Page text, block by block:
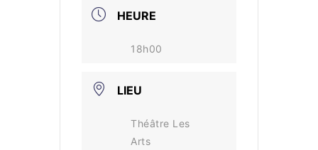
HEURE
18h00
LIEU
Théâtre Les
Arts